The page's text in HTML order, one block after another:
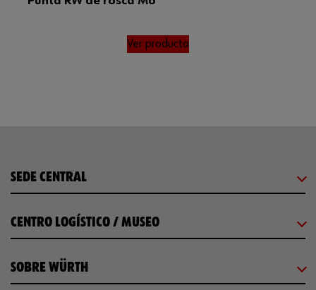
Ver producto
SEDE CENTRAL
CENTRO LOGÍSTICO / MUSEO
SOBRE WÜRTH